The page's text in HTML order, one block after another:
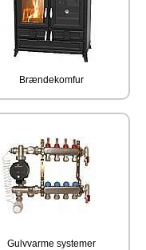
Brændekomfur
Gulvvarme systemer